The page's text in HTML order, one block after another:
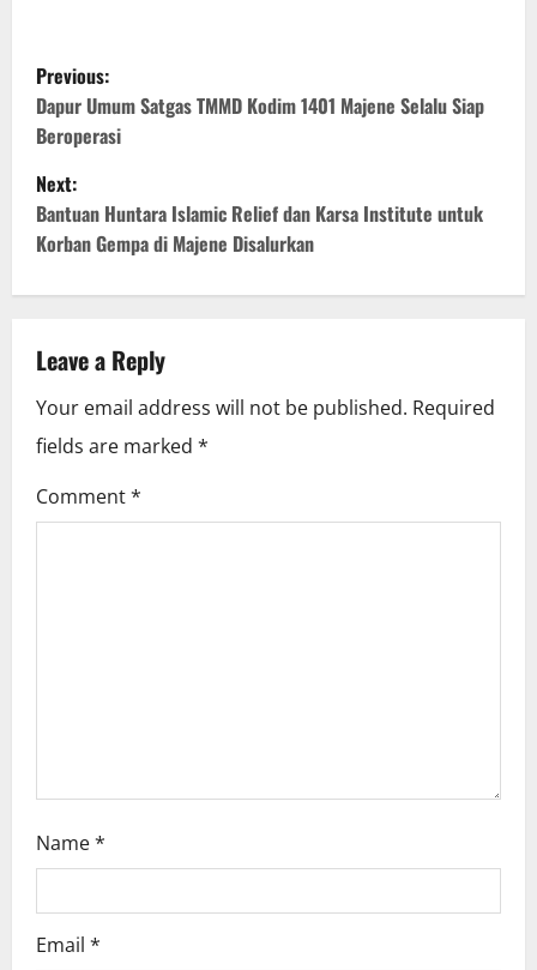
P
o
s
t
n
v
i
g
a
Previous:
Dapur Umum Satgas TMMD Kodim 1401 Majene Selalu Siap
Beroperasi
Next:
Bantuan Huntara Islamic Relief dan Karsa Institute untuk
Korban Gempa di Majene Disalurkan
Leave a Reply
Your email address will not be published. Required
fields are marked *
Comment*
Name*
Email *